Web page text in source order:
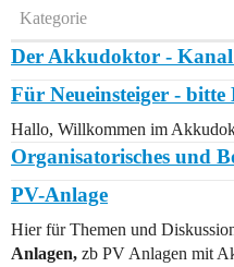
Kategorie
Der Akkudoktor -
Für Neueinsteiger - bitte
Hallo, Willkommen im
Organisatorisches und
PV-Anlage
Hier für Themen und
Anlagen, zb PV Anlagen mit